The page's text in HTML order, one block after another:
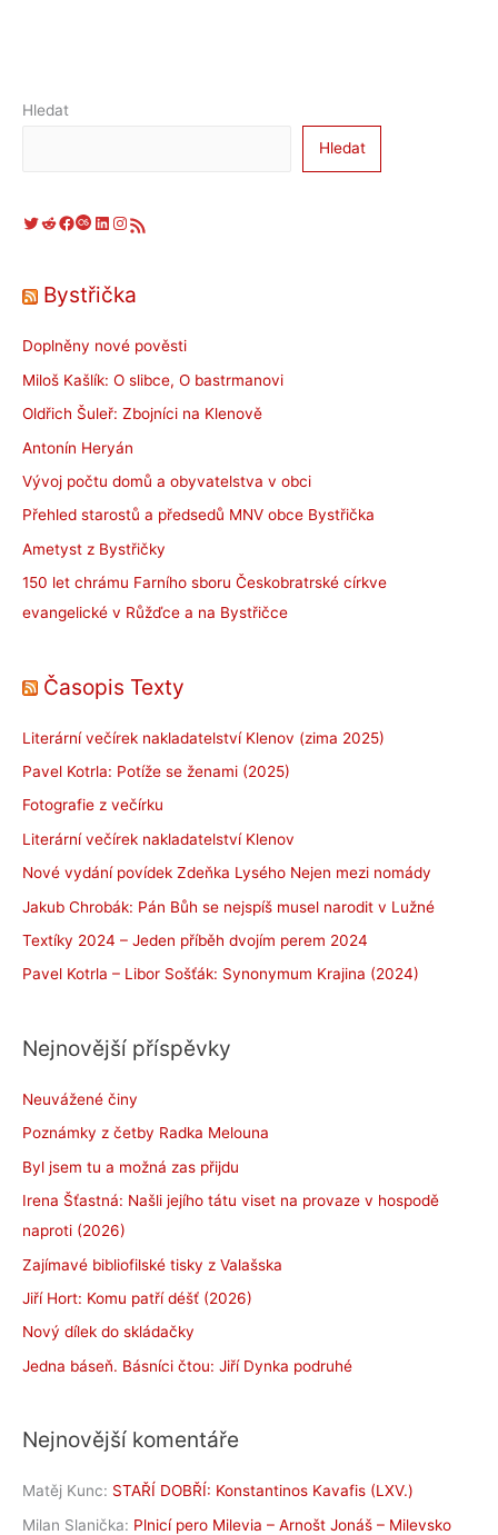
Hledat
Hledat
Twitter Reddit Facebook Last.fm LinkedIn Instagram RSS zdroj
Bystřička
Doplněny nové pověsti
Miloš Kašlík: O slibce, O bastrmanovi
Oldřich Šuleř: Zbojníci na Klenově
Antonín Heryán
Vývoj počtu domů a obyvatelstva v obci
Přehled starostů a předsedů MNV obce Bystřička
Ametyst z Bystřičky
150 let chrámu Farního sboru Českobratrské církve
evangelické v Růžďce a na Bystřičce
Časopis Texty
Literární večírek nakladatelství Klenov (zima 2025)
Pavel Kotrla: Potíže se ženami (2025)
Fotografie z večírku
Literární večírek nakladatelství Klenov
Nové vydání povídek Zdeňka Lysého Nejen mezi nomády
Jakub Chrobák: Pán Bůh se nejspíš musel narodit v Lužné
Textíky 2024 – Jeden příběh dvojím perem 2024
Pavel Kotrla – Libor Sošťák: Synonymum Krajina (2024)
Nejnovější příspěvky
Neuvážené činy
Poznámky z četby Radka Melouna
Byl jsem tu a možná zas přijdu
Irena Šťastná: Našli jejího tátu viset na provaze v hospodě
naproti (2026)
Zajímavé bibliofilské tisky z Valašska
Jiří Hort: Komu patří déšť (2026)
Nový dílek do skládačky
Jedna báseň. Básníci čtou: Jiří Dynka podruhé
Nejnovější komentáře
Matěj Kunc: STAŘÍ DOBŘÍ: Konstantinos Kavafis (LXV.)
Milan Slanička: Plnicí pero Milevia – Arnošt Jonáš – Milevsko